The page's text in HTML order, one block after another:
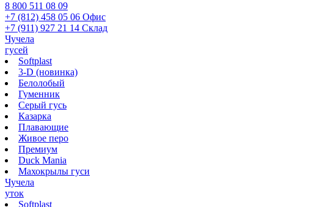
8 800 511 08 09
+7 (812) 458 05 06 Офис
+7 (911) 927 21 14 Склад
Чучела
гусей
Softplast
3-D (новинка)
Белолобый
Гуменник
Серый гусь
Казарка
Плавающие
Живое перо
Премиум
Duck Mania
Махокрылы гуси
Чучела
уток
Softplast